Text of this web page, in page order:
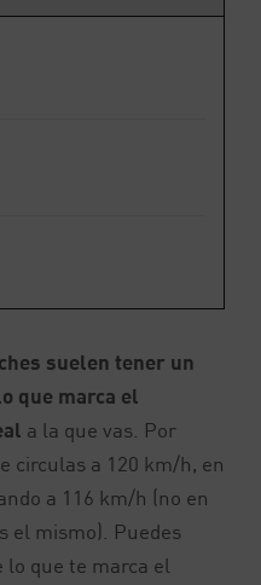
suelen tener un
que marca el
a la que vas. Por
circulas a 120 km/h, en
a 116 km/h (no en
el mismo). Puedes
que te marca el